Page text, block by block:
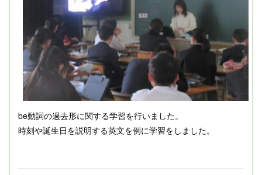
be動詞の過去形に関する学習を行いました。
時刻や誕生日を説明する英文を例に学習をしました。